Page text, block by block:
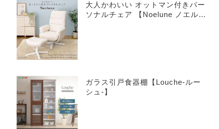
大人かわいい オットマン付きパー
ソナルチェア 【Noelune ノエル
ガラス引戸食器棚【Louche-ルー
シュ-】